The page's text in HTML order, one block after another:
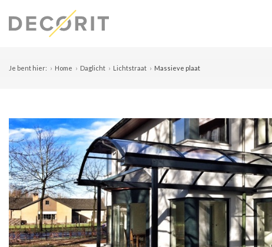
Je bent hier: Home Daglicht Lichtstraat Massieve plaat